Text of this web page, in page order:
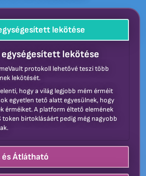
lekötése
egységesített lekötése
protokoll lehetővé teszi több
lekötését.
hogy a világ legjobb mém érméit
egyetlen tető alatt egyesülnek, hogy
érméiket. A platform éltető elemének
token birtoklásáért pedig még nagyobb
és Átlátható